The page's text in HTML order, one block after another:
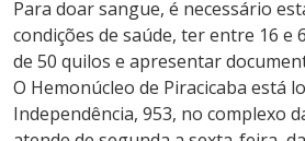
Para doar sangue, é necessário
condições de saúde, ter entre 16 e
de 50 quilos e apresentar
O Hemonúcleo de Piracicaba está
Independência, 953, no complexo